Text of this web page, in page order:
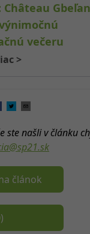
Château
večeru
>
ste našli v článku
článok
)